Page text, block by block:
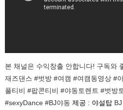
본 채널은 수익창출 안합니다! 구독와
재즈댄스 #벗방 #여캠 #여캠동영상 #
풀티비 #팝콘티비 #야동토렌트 #벗방
#sexyDance #BJ야동 제공 : 야설탑